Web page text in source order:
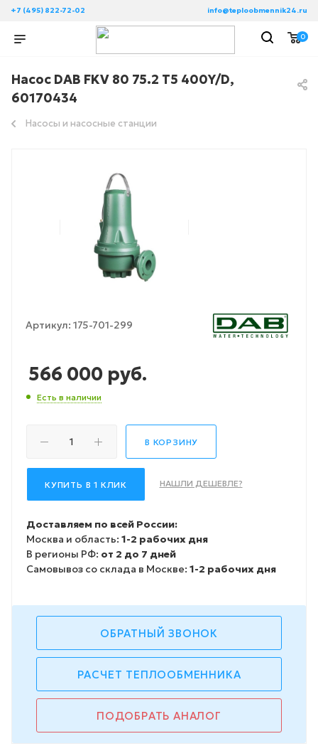
+7 (495) 822-72-02 info@teploobmennik24.ru
0
Насос DAB FKV 80 75.2 T5 400Y/D,
60170434
Насосы и насосные станции
Артикул: 175-701-299
566 000 руб.
Есть в наличии
В КОРЗИНУ
КУПИТЬ В 1 КЛИК НАШЛИ ДЕШЕВЛЕ?
Доставляем по всей России:
Москва и область: 1-2 рабочих дня
В регионы РФ: от 2 до 7 дней
Самовывоз со склада в Москве: 1-2 рабочих дня
ОБРАТНЫЙ ЗВОНОК
РАСЧЕТ ТЕПЛООБМЕННИКА
ПОДОБРАТЬ АНАЛОГ